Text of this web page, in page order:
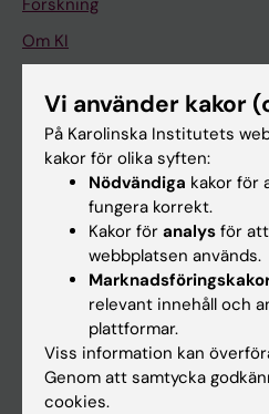
Forskning
Om KI
På gång
Nyheter
Kalender
Schema
Studentmejlen
Vi använder kakor
På Karolinska Institutets
kakor för olika syften:
Nödvändiga kakor för
fungera korrekt.
Kakor för analys för
webbplatsen används.
relevant innehåll och
plattformar.
Viss information kan
Genom att samtycka
cookies.